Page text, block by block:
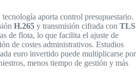
aporta control presupuestario.
H.265 y transmisión cifrada con TLS
de flota, lo que facilita el ajuste de
de costes administrativos. Estudios
euro invertido puede multiplicarse por
menos tiempo de gestión y más